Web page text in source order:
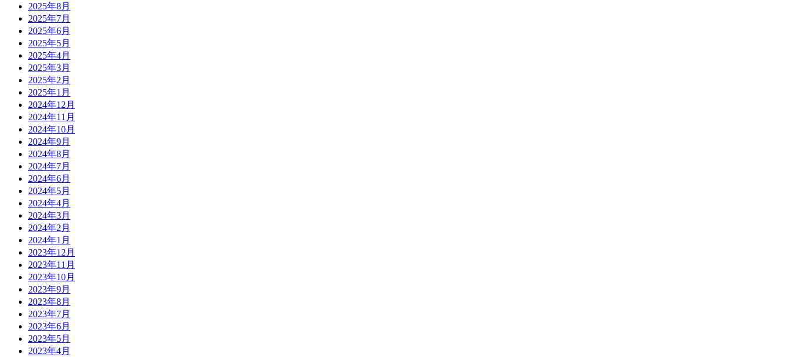
2025年8月
2025年7月
2025年6月
2025年5月
2025年4月
2025年3月
2025年2月
2025年1月
2024年12月
2024年11月
2024年10月
2024年9月
2024年8月
2024年7月
2024年6月
2024年5月
2024年4月
2024年3月
2024年2月
2024年1月
2023年12月
2023年11月
2023年10月
2023年9月
2023年8月
2023年7月
2023年6月
2023年5月
2023年4月